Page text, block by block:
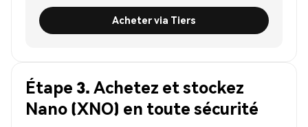
Acheter via Tiers
Étape 3. Achetez et stockez
Nano (XNO) en toute sécurité